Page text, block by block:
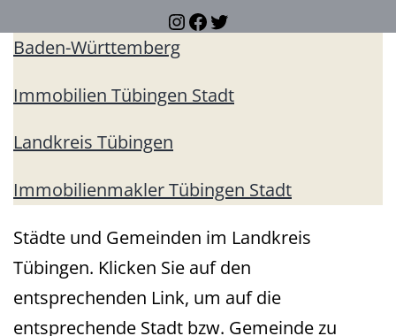
Instagram
Facebook
Twitter
Baden-Württemberg
Immobilien Tübingen Stadt
Landkreis Tübingen
Immobilienmakler Tübingen Stadt
Städte und Gemeinden im Landkreis
Tübingen. Klicken Sie auf den
entsprechenden Link, um auf die
entsprechende Stadt bzw. Gemeinde zu